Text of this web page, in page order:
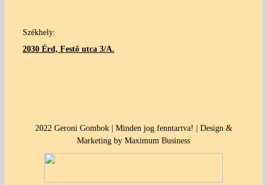
Székhely:
2030 Érd, Festő utca 3/A.
2022 Geroni Gombok | Minden jog fenntartva! | Design &
Marketing by Maximum Business